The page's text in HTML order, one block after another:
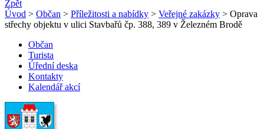
Zpět
Úvod > Občan > Příležitosti a nabídky > Veřejné zakázky > Oprava
střechy objektu v ulici Stavbařů čp. 388, 389 v Železném Brodě
Občan
Turista
Úřední deska
Kontakty
Kalendář akcí